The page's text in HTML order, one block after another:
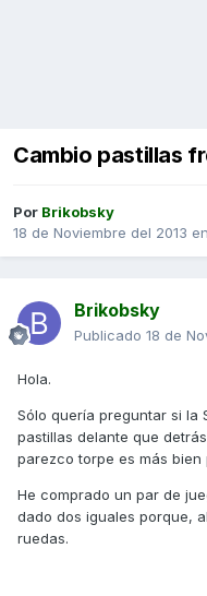
Cambio pastillas
Por Brikobsky
18 de Noviembre del 2013 en
Brikobsky
Publicado 18 de
Hola.
Sólo quería preguntar si la
pastillas delante que
parezco torpe es más
He comprado un par de
dado dos iguales porque,
ruedas.